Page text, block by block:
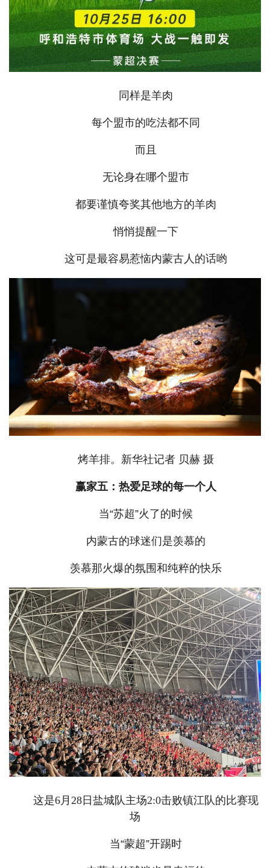
同样是羊肉
每个盟市的吃法都不同
而且
无论身在哪个盟市
都要谨慎夸奖其他地方的羊肉
悄悄提醒一下
这可是最容易惹恼内蒙古人的话哟
烤羊排。新华社记者 贝赫 摄
赢家五：热爱足球的每一个人
当“苏超”火了的时候
内蒙古的球迷们是羡慕的
羡慕那火爆的氛围和纯粹的快乐
这是6月28日盐城队主场2:0击败镇江队的比赛现
场
当“蒙超”开踢时